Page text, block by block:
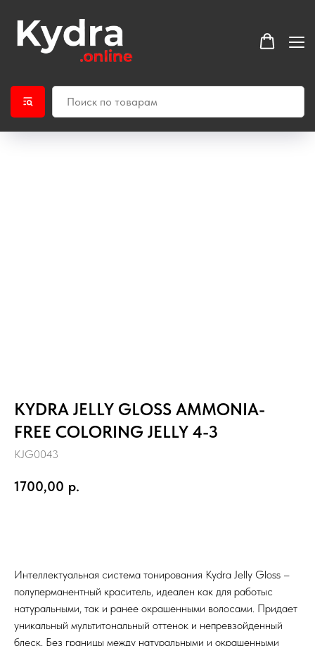
KYDRA JELLY GLOSS AMMONIA-
FREE COLORING JELLY 4-3
KJG0043
1700,00 р.
Интеллектуальная система тонирования Kydra Jelly Gloss –
полуперманентный краситель, идеален как для работыс
натуральными, так и ранее окрашенными волосами. Придает
уникальный мультитональный оттенок и непревзойденный
блеск. Без границы между натуральными и окрашенными